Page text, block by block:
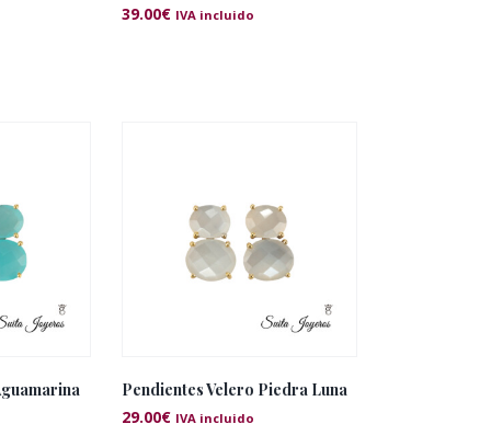
39.00€ IVA incluido
Pendientes Velero Piedra Luna
29.00€ IVA incluido